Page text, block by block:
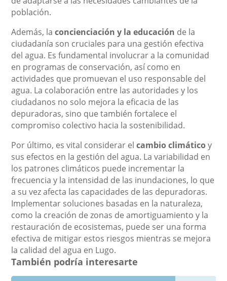
población.
Además, laconcienciación y la educación de la
ciudadanía son cruciales para una gestión efectiva
del agua. Es fundamental involucrar a la comunidad
en programas de conservación, así como en
actividades que promuevan el uso responsable del
agua. La colaboración entre las autoridades y los
ciudadanos no solo mejora la eficacia de las
depuradoras, sino que también fortalece el
compromiso colectivo hacia la sostenibilidad.
Por último, es vital considerar elcambio climáticoy
sus efectos en la gestión del agua. La variabilidad en
los patrones climáticos puede incrementar la
frecuencia y la intensidad de las inundaciones, lo que
a su vez afecta las capacidades de las depuradoras.
Implementar soluciones basadas en la naturaleza,
como la creación de zonas de amortiguamiento y la
restauración de ecosistemas, puede ser una forma
efectiva de mitigar estos riesgos mientras se mejora
la calidad del agua en Lugo.
También podría interesarte